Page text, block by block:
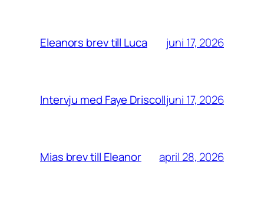
Eleanors brev till Luca juni 17, 2026
Intervju med Faye Driscolljuni 17, 2026
Mias brev till Eleanor april 28, 2026